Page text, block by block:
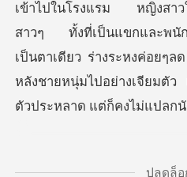
ประวัติการอ่าน
ออกจากระบบ
รม หญิงสาวใ
สาวๆ ทั้งที่เป็นแขกและพนัก
เป็นตาเดียว ร่างระหงค่อยๆล
ปลดล็